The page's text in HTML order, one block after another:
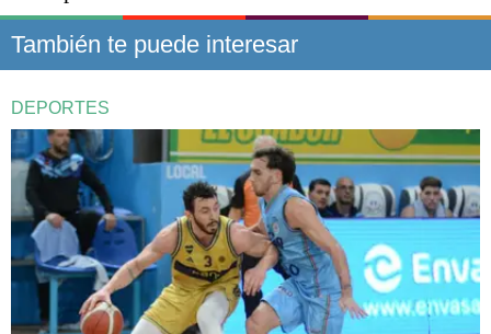
También te puede interesar
DEPORTES